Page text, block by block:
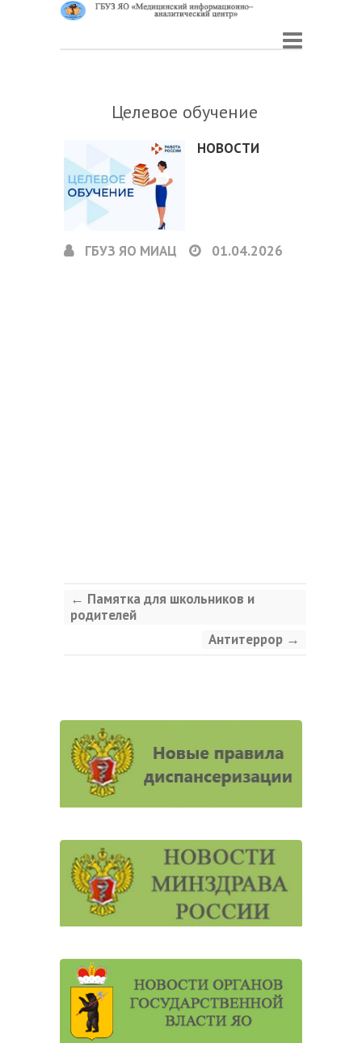
Целевое обучение
НОВОСТИ
ГБУЗ ЯО МИАЦ 01.04.2026
← Памятка для школьников и
родителей
Антитеррор →